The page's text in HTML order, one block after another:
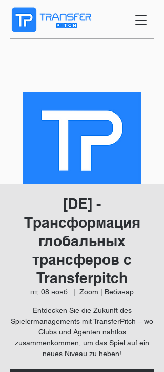
[DE] -
Трансформация
глобальных
трансферов с
Transferpitch
пт, 08 нояб. Zoom | Вебинар
Entdecken Sie die Zukunft des
Spielermanagements mit TransferPitch – wo
Clubs und Agenten nahtlos
zusammenkommen, um das Spiel auf ein
neues Niveau zu heben!